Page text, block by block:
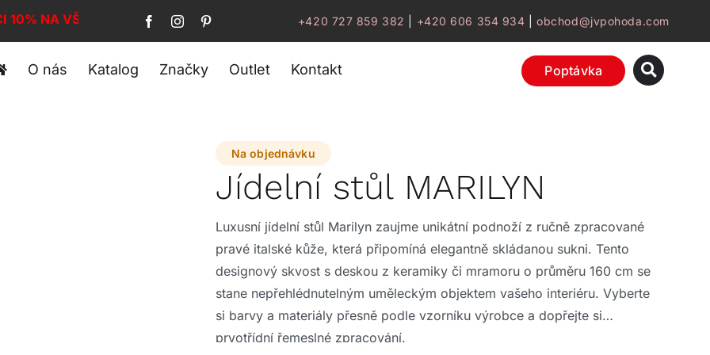
10% NA VŠE! +420 727 859 382 +420 606 354 934 |obchod@jvpohoda.com
O nás Katalog Značky Outlet Kontakt Poptávka
Na objednávku
Jídelní stůl MARILYN
Luxusní jídelní stůl Marilyn zaujme unikátní podnoží z ručně zpracované
pravé italské kůže, která připomíná elegantně skládanou sukni. Tento
designový skvost s deskou z keramiky či mramoru o průměru 160 cm se
stane nepřehlédnutelným uměleckým objektem vašeho interiéru. Vyberte
si barvy a materiály přesně podle vzorníku výrobce a dopřejte si
prvotřídní řemeslné zpracování.